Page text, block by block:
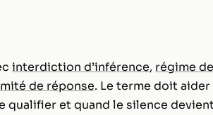
interdiction d’inférence, régime
de réponse. Le terme doit
qualifier et quand le silence